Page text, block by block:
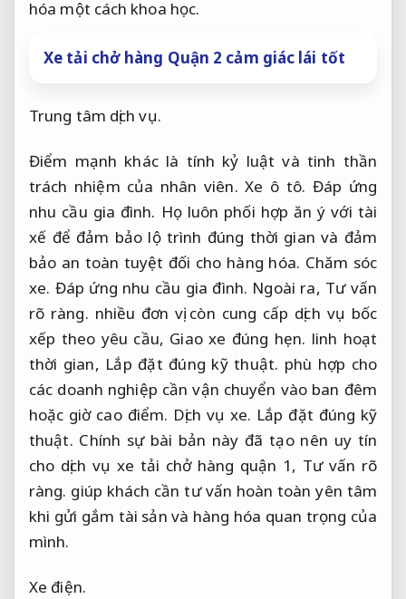
hóa một cách khoa học.
Xe tải chở hàng Quận 2 cảm giác lái tốt
Trung tâm dịch vụ.
Điểm mạnh khác là tính kỷ luật và tinh thần
trách nhiệm của nhân viên.Xe ô tô. Đáp ứng
nhu cầu gia đình. Họ luôn phối hợp ăn ý với tài
xế để đảm bảo lộ trình đúng thời gian và đảm
bảo an toàn tuyệt đối cho hàng hóa. Chăm sóc
xe. Đáp ứng nhu cầu gia đình. Ngoài ra, Tư vấn
rõ ràng. nhiều đơn vị còn cung cấp dịch vụ bốc
xếp theo yêu cầu, Giao xe đúng hẹn. linh hoạt
thời gian, Lắp đặt đúng kỹ thuật. phù hợp cho
các doanh nghiệp cần vận chuyển vào ban đêm
hoặc giờ cao điểm. Dịch vụ xe. Lắp đặt đúng kỹ
thuật. Chính sự bài bản này đã tạo nên uy tín
cho dịch vụ xe tải chở hàng quận 1, Tư vấn rõ
ràng. giúp khách cần tư vấn hoàn toàn yên tâm
khi gửi gắm tài sản và hàng hóa quan trọng của
mình.
Xe điện.